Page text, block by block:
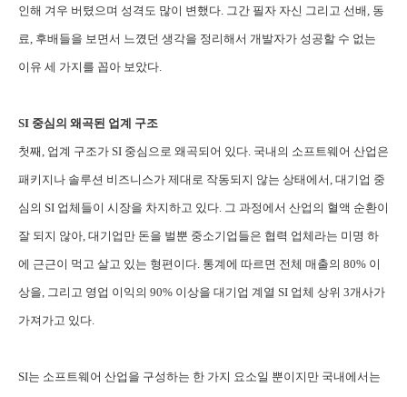
인해 겨우 버텼으며 성격도 많이 변했다. 그간 필자 자신 그리고 선배, 동
료, 후배들을 보면서 느꼈던 생각을 정리해서 개발자가 성공할 수 없는
이유 세 가지를 꼽아 보았다.
SI 중심의 왜곡된 업계 구조
첫째, 업계 구조가 SI 중심으로 왜곡되어 있다. 국내의 소프트웨어 산업은
패키지나 솔루션 비즈니스가 제대로 작동되지 않는 상태에서, 대기업 중
심의 SI 업체들이 시장을 차지하고 있다. 그 과정에서 산업의 혈액 순환이
잘 되지 않아, 대기업만 돈을 벌뿐 중소기업들은 협력 업체라는 미명 하
에 근근이 먹고 살고 있는 형편이다. 통계에 따르면 전체 매출의 80% 이
상을, 그리고 영업 이익의 90% 이상을 대기업 계열 SI 업체 상위 3개사가
가져가고 있다.
SI는 소프트웨어 산업을 구성하는 한 가지 요소일 뿐이지만 국내에서는